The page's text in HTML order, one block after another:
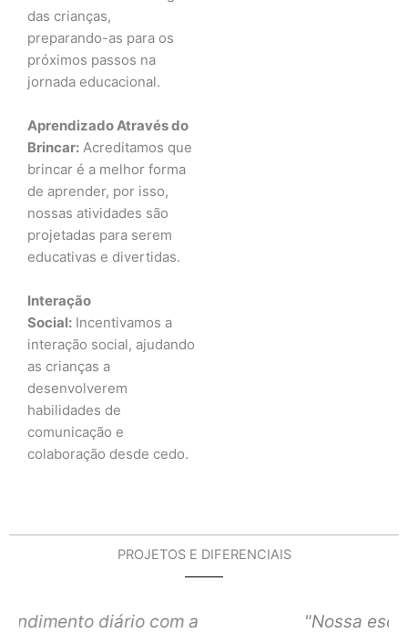
das crianças,
preparando-as para os
próximos passos na
jornada educacional.
Aprendizado Através do
Brincar: Acreditamos que
brincar é a melhor forma
de aprender, por isso,
nossas atividades são
projetadas para serem
educativas e divertidas.
Interação
Social: Incentivamos a
interação social, ajudando
as crianças a
desenvolverem
habilidades de
comunicação e
colaboração desde cedo.
PROJETOS E DIFERENCIAIS
"Nossa escola oferece um espaço amplo